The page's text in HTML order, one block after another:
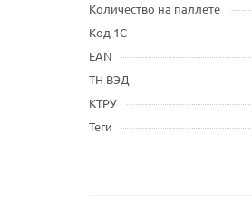
Количество на паллете
Код 1С
EAN
ТН ВЭД
КТРУ
Теги